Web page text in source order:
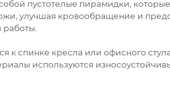
пустотелые пирамидки,
улучшая кровообращение и
к спинке кресла или офисного
используются